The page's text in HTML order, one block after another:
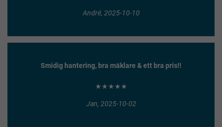
André, 2025-10-10
Smidig hantering, bra mäklare & ett bra pris!!
★★★★★
Jan, 2025-10-02